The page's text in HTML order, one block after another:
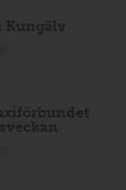
Kungälv